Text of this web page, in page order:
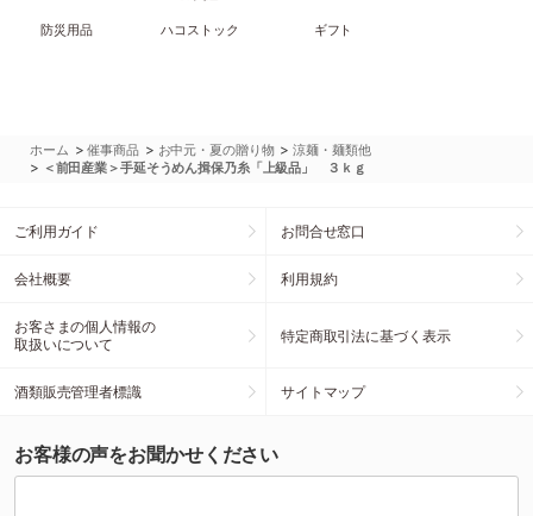
防災用品 ハコストック ギフト
ホーム >催事商品 > お中元・夏の贈り物 >涼麺・麺類他
> ＜前田産業＞手延そうめん揖保乃糸「上級品」 ３ｋｇ
ご利用ガイド お問合せ窓口
会社概要 利用規約
お客さまの個人情報の
取扱いについて
特定商取引法に基づく表示
酒類販売管理者標識 サイトマップ
お客様の声をお聞かせください